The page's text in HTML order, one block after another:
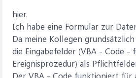
hier.
Ich habe eine Formular zur
Da meine Kollegen
die Eingabefelder (VBA - Code -
Ereignisprozedur) als
Der VBA - Code funktioniert für